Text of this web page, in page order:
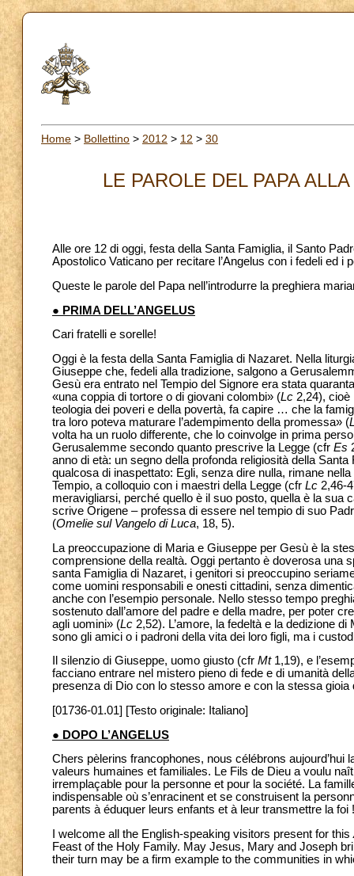
Home > Bollettino > 2012 > 12 > 30
LE PAROLE DEL PAPA
Alle ore 12 di oggi, festa della Santa Famiglia, il Santo
Apostolico Vaticano per recitare l’Angelus con i fedeli ed i
Queste le parole del Papa nell’introdurre la preghiera
● PRIMA DELL’ANGELUS
Cari fratelli e sorelle!
Oggi è la festa della Santa Famiglia di Nazaret. Nella
Giuseppe che, fedeli alla tradizione, salgono a
Gesù era entrato nel Tempio del Signore era stata
«una coppia di tortore o di giovani colombi» (Lc 2,24), cioè
teologia dei poveri e della povertà, fa capire … che la
tra loro poteva maturare l’adempimento della promessa» (
volta ha un ruolo differente, che lo coinvolge in prima
Gerusalemme secondo quanto prescrive la Legge (cfr Es
anno di età: un segno della profonda religiosità della
qualcosa di inaspettato: Egli, senza dire nulla, rimane
Tempio, a colloquio con i maestri della Legge (cfr Lc 2,46-
meravigliarsi, perché quello è il suo posto, quella è la
scrive Origene – professa di essere nel tempio di suo
(Omelie sul Vangelo di Luca, 18, 5).
La preoccupazione di Maria e Giuseppe per Gesù è la
comprensione della realtà. Oggi pertanto è doverosa una
santa Famiglia di Nazaret, i genitori si preoccupino
come uomini responsabili e onesti cittadini, senza
anche con l’esempio personale. Nello stesso tempo
sostenuto dall’amore del padre e della madre, per poter
agli uomini» (Lc 2,52). L’amore, la fedeltà e la dedizione
sono gli amici o i padroni della vita dei loro figli, ma i
Il silenzio di Giuseppe, uomo giusto (cfr Mt1,19), e
facciano entrare nel mistero pieno di fede e di umanità
presenza di Dio con lo stesso amore e con la stessa
[01736-01.01] [Testo originale: Italiano]
● DOPO L’ANGELUS
Chers pèlerins francophones, nous célébrons aujourd’hui
valeurs humaines et familiales. Le Fils de Dieu a voulu
irremplaçable pour la personne et pour la société. La
indispensable où s’enracinent et se construisent la
parents à éduquer leurs enfants et à leur transmettre la
I welcome all the English-speaking visitors present for this
Feast of the Holy Family. May Jesus, Mary and Joseph
their turn may be a firm example to the communities in